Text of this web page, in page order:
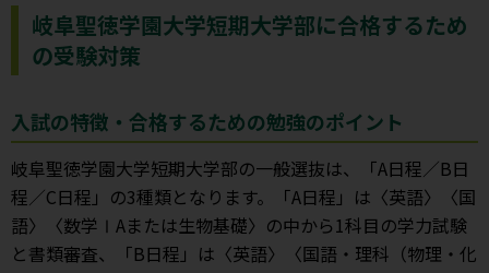
岐阜聖徳学園大学短期大学部に合格するため
の受験対策
入試の特徴・合格するための勉強のポイント
岐阜聖徳学園大学短期大学部の一般選抜は、「A日程／B日
程／C日程」の3種類となります。「A日程」は〈英語〉〈国
語〉〈数学ⅠAまたは生物基礎〉の中から1科目の学力試験
と書類審査、「B日程」は〈英語〉〈国語・理科（物理・化